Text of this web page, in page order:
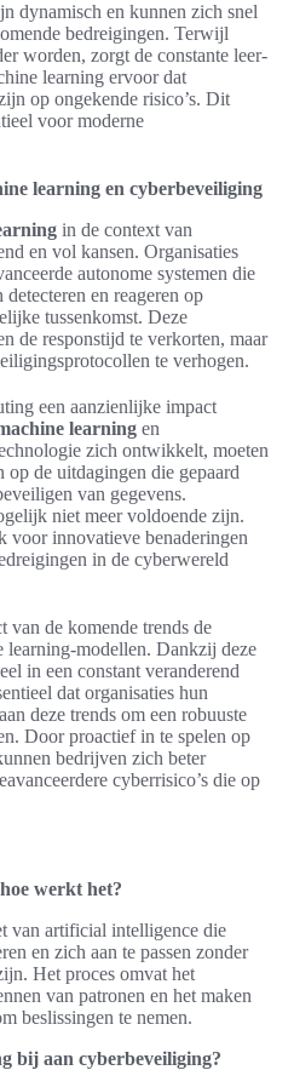
dynamisch en kunnen zich snel
bedreigingen. Terwijl
worden, zorgt de constante leer-
learning ervoor dat
op ongekende risico’s. Dit
voor moderne
learning en cyberbeveiliging
in de context van
en vol kansen. Organisaties
autonome systemen die
en reageren op
tussenkomst. Deze
de responstijd te verkorten, maar
te verhogen.
een aanzienlijke impact
learning en
zich ontwikkelt, moeten
op de uitdagingen die gepaard
van gegevens.
niet meer voldoende zijn.
voor innovatieve benaderingen
in de cyberwereld
van de komende trends de
learning-modellen. Dankzij deze
in een constant veranderend
dat organisaties hun
deze trends om een robuuste
Door proactief in te spelen op
bedrijven zich beter
cyberrisico’s die op
werkt het?
van artificial intelligence die
en zich aan te passen zonder
Het proces omvat het
van patronen en het maken
beslissingen te nemen.
bij aan cyberbeveiliging?